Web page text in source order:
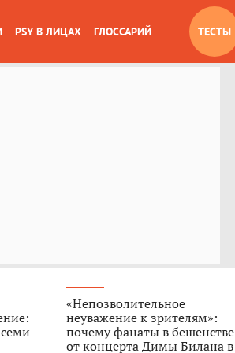
PSY В ЛИЦАХ ГЛОССАРИЙ ТЕСТЫ
«Непозволительное
неуважение к зрителям»:
почему фанаты в бешенстве
от концерта Димы Билана в